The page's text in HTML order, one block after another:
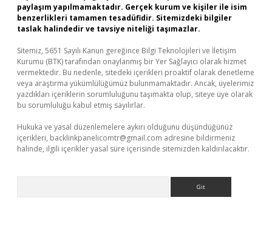
paylaşım yapılmamaktadır. Gerçek kurum ve kişiler ile isim
benzerlikleri tamamen tesadüfidir. Sitemizdeki bilgiler
taslak halindedir ve tavsiye niteliği taşımazlar.
Sitemiz, 5651 Sayılı Kanun gereğince Bilgi Teknolojileri ve İletişim
Kurumu (BTK) tarafından onaylanmış bir Yer Sağlayıcı olarak hizmet
vermektedir. Bu nedenle, sitedeki içerikleri proaktif olarak denetleme
veya araştırma yükümlülüğümüz bulunmamaktadır. Ancak, üyelerimiz
yazdıkları içeriklerin sorumluluğunu taşımakta olup, siteye üye olarak
bu sorumluluğu kabul etmiş sayılırlar.
Hukuka ve yasal düzenlemelere aykırı olduğunu düşündüğünüz
içerikleri, backlinkpanelicomtr@gmail.com adresine bildirmeniz
halinde, ilgili içerikler yasal süre içerisinde sitemizden kaldırılacaktır.